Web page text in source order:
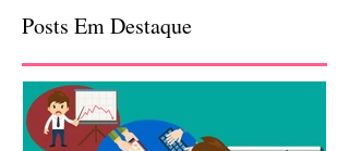
Posts Em Destaque